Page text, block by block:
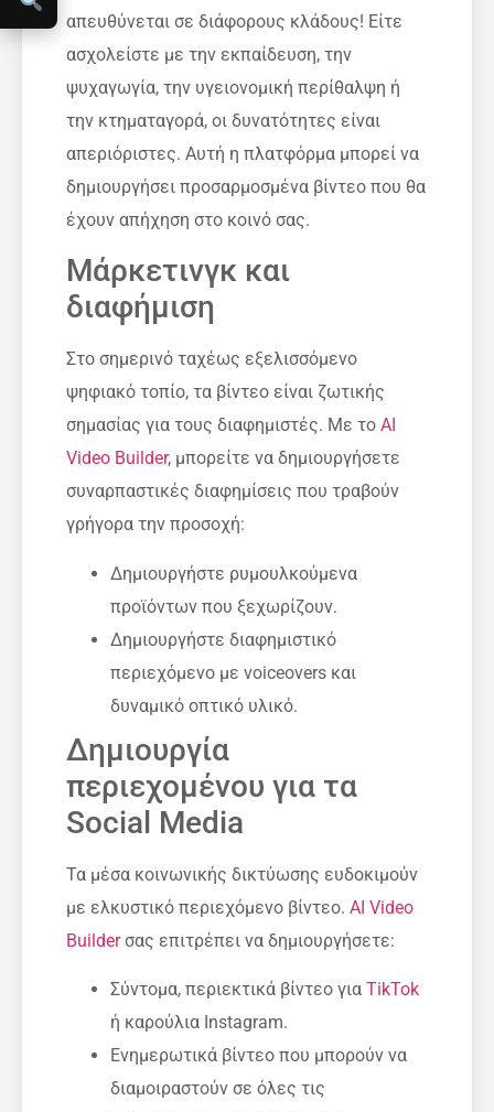
απευθύνεται σε διάφορους κλάδους! Είτε
ασχολείστε με την εκπαίδευση, την
ψυχαγωγία, την υγειονομική περίθαλψη ή
την κτηματαγορά, οι δυνατότητες είναι
απεριόριστες. Αυτή η πλατφόρμα μπορεί να
δημιουργήσει προσαρμοσμένα βίντεο που θα
έχουν απήχηση στο κοινό σας.
Μάρκετινγκ και
διαφήμιση
Στο σημερινό ταχέως εξελισσόμενο
ψηφιακό τοπίο, τα βίντεο είναι ζωτικής
σημασίας για τους διαφημιστές. Με το AI
Video Builder, μπορείτε να δημιουργήσετε
συναρπαστικές διαφημίσεις που τραβούν
γρήγορα την προσοχή:
Δημιουργήστε ρυμουλκούμενα
προϊόντων που ξεχωρίζουν.
Δημιουργήστε διαφημιστικό
περιεχόμενο με voiceovers και
δυναμικό οπτικό υλικό.
Δημιουργία
περιεχομένου για τα
Social Media
Τα μέσα κοινωνικής δικτύωσης ευδοκιμούν
με ελκυστικό περιεχόμενο βίντεο. AI Video
Builderσας επιτρέπει να δημιουργήσετε:
Σύντομα, περιεκτικά βίντεο για TikTok
ή καρούλια Instagram.
Ενημερωτικά βίντεο που μπορούν να
διαμοιραστούν σε όλες τις